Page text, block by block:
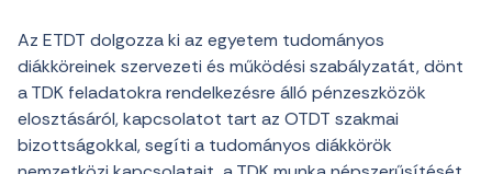
Az ETDT dolgozza ki az egyetem tudományos
diákköreinek szervezeti és működési szabályzatát, dönt
a TDK feladatokra rendelkezésre álló pénzeszközök
elosztásáról, kapcsolatot tart az OTDT szakmai
bizottságokkal, segíti a tudományos diákkörök